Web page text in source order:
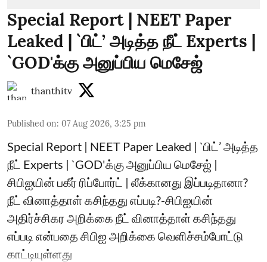
Special Report | NEET Paper
Leaked | `பிட்’ அடித்த நீட் Experts |
`GOD'க்கு அனுப்பிய மெசேஜ்
thanthitv
Published on: 07 Aug 2026, 3:25 pm
Special Report | NEET Paper Leaked | `பிட்’ அடித்த
நீட் Experts | `GOD'க்கு அனுப்பிய மெசேஜ் |
சிபிஐயின் பகீர் ரிப்போர்ட் | லீக்கானது இப்படிதானா?
நீட் வினாத்தாள் கசிந்தது எப்படி?-சிபிஐயின்
அதிர்ச்சிகர அறிக்கை நீட் வினாத்தாள் கசிந்தது
எப்படி என்பதை சிபிஐ அறிக்கை வெளிச்சம்போட்டு
காட்டியுள்ளது